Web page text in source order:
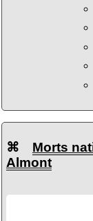
⌘ Morts
Almont